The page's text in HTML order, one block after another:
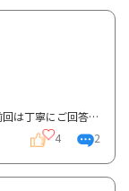
こんにちは、二回目の質問させていただきます。前回は丁寧にご回答いただきありがとうございました。今...
4 2